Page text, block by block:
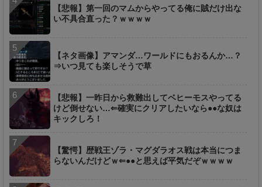
【悲報】第一回のマムからやってる俺に賊だけ出な
い不具合直った？ｗｗｗｗ
【ネタ画像】アマンダ…ワールドにもおるんか…？
⇒いつ見ても楽しそうで草
【悲報】一昨日から救難出してベヒーモスやってる
けど倒せない…⇐確実にクリアしたいなら●●な奴は
キックしろ！
【驚愕】歴戦王ゾラ・マグダラオス戦は本当につま
らないんだけどｗ⇐●●と思えば平気だぞｗｗｗｗ